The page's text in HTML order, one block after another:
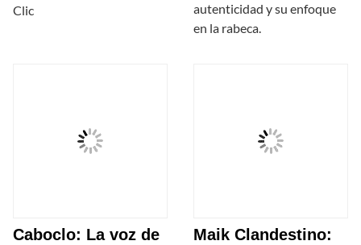
Clic
autenticidad y su enfoque
en la rabeca.
Caboclo: La voz de
Maik Clandestino: